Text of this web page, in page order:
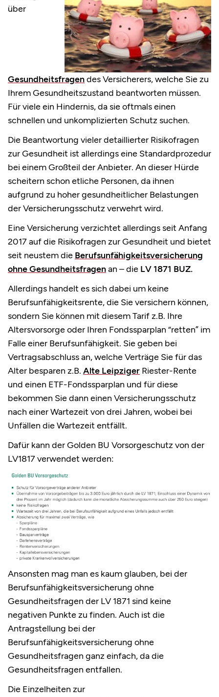
über
Gesundheitsfragendes Versicherers, welche Sie zu
Ihrem Gesundheitszustand beantworten müssen.
Für viele ein Hindernis, da sie oftmals einen
schnellen und unkomplizierten Schutz suchen.
Die Beantwortung vieler detaillierter Risikofragen
zur Gesundheit ist allerdings eine Standardprozedur
bei einem Großteil der Anbieter. An dieser Hürde
scheitern schon etliche Personen, da ihnen
aufgrund zu hoher gesundheitlicher Belastungen
der Versicherungsschutz verwehrt wird.
Eine Versicherung verzichtet allerdings seit Anfang
2017 auf die Risikofragen zur Gesundheit und bietet
seit neustem die Berufsunfähigkeitsversicherung
ohne Gesundheitsfragenan – die LV 1871 BUZ.
Allerdings handelt es sich dabei um keine
Berufsunfähigkeitsrente, die Sie versichern können,
sondern Sie können mit diesem Tarif z.B. Ihre
Altersvorsorge oder Ihren Fondssparplan “retten” im
Falle einer Berufsunfähigkeit. Sie geben bei
Vertragsabschluss an, welche Verträge Sie für das
Alter besparen z.B. Alte Leipziger Riester-Rente
und einen ETF-Fondssparplan und für diese
bekommen Sie dann einen Versicherungsschutz
nach einer Wartezeit von drei Jahren, wobei bei
Unfällen die Wartezeit entfällt.
Dafür kann der Golden BU Vorsorgeschutz von der
LV1817 verwendet werden:
Ansonsten mag man es kaum glauben, bei der
Berufsunfähigkeitsversicherung ohne
Gesundheitsfragen der LV 1871 sind keine
negativen Punkte zu finden. Auch ist die
Antragstellung bei der
Berufsunfähigkeitsversicherung ohne
Gesundheitsfragen ganz einfach, da die
Gesundheitsfragen entfallen.
Die Einzelheiten zur